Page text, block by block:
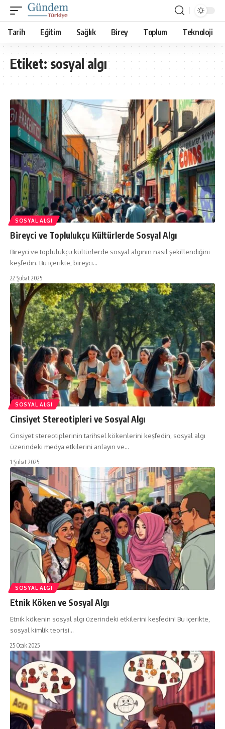
Tarih Eğitim Sağlık Birey Toplum Teknoloji
Etiket:sosyal algı
SOSYAL ALGI
Bireyci ve Toplulukçu Kültürlerde Sosyal Algı
Bireyci ve toplulukçu kültürlerde sosyal algının nasıl şekillendiğini
keşfedin. Bu içerikte, bireyci…
22 Şubat 2025
SOSYAL ALGI
Cinsiyet Stereotipleri ve Sosyal Algı
Cinsiyet stereotiplerinin tarihsel kökenlerini keşfedin, sosyal algı
üzerindeki medya etkilerini anlayın ve…
1 Şubat 2025
SOSYAL ALGI
Etnik Köken ve Sosyal Algı
Etnik kökenin sosyal algı üzerindeki etkilerini keşfedin! Bu içerikte,
sosyal kimlik teorisi…
25 Ocak 2025